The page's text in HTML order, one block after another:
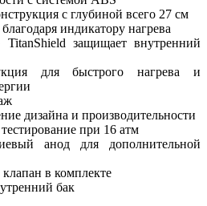
с глубиной всего 27 см
индикатору нагрева
защищает внутренний
для быстрого нагрева и
дизайна и производительности
при 16 атм
анод для дополнительной
в комплекте
бак